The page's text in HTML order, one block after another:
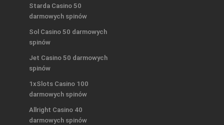
Starda Casino 50
darmowych spinów
Sol Casino 50 darmowych
spinów
Jet Casino 50 darmowych
spinów
1xSlots Casino 100
darmowych spinów
Allright Casino 40
darmowych spinów